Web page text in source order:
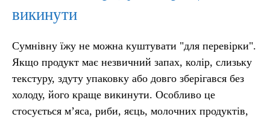
викинути
Сумнівну їжу не можна куштувати "для перевірки".
Якщо продукт має незвичний запах, колір, слизьку
текстуру, здуту упаковку або довго зберігався без
холоду, його краще викинути. Особливо це
стосується м’яса, риби, яєць, молочних продуктів,